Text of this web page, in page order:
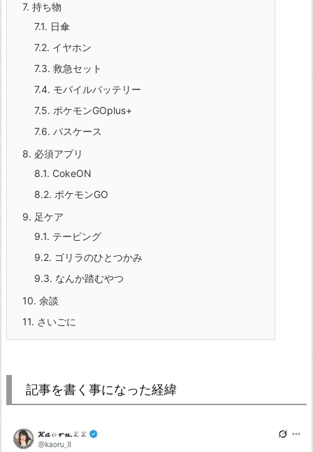
7. 持ち物
7.1. 日傘
7.2. イヤホン
7.3. 救急セット
7.4. モバイルバッテリー
7.5. ポケモンGOplus+
7.6. パスケース
8. 必須アプリ
8.1. CokeON
8.2. ポケモンGO
9. 足ケア
9.1. テーピング
9.2. ゴリラのひとつかみ
9.3. なんか踏むやつ
10. 余談
11. さいごに
記事を書く事になった経緯